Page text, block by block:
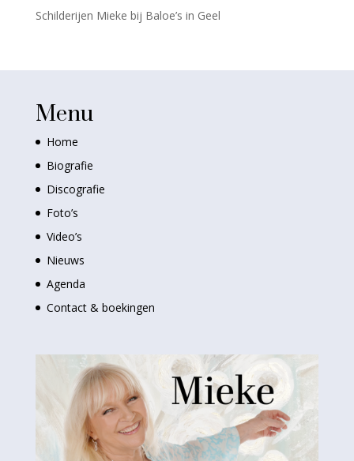
Schilderijen Mieke bij Baloe’s in Geel
Menu
Home
Biografie
Discografie
Foto’s
Video’s
Nieuws
Agenda
Contact & boekingen